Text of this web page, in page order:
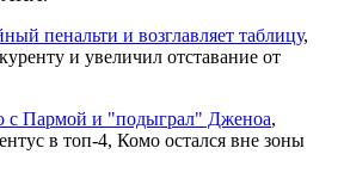
пенальти и возглавляет таблицу,
и увеличил отставание от
с Пармой и "подыграл" Дженоа,
в топ-4, Комо остался вне зоны